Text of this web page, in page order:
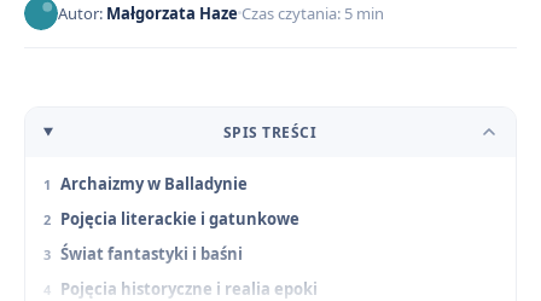
Autor: Małgorzata Haze Czas czytania: 5 min
SPIS TREŚCI
Archaizmy w Balladynie
Pojęcia literackie i gatunkowe
Świat fantastyki i baśni
Pojęcia historyczne i realia epoki